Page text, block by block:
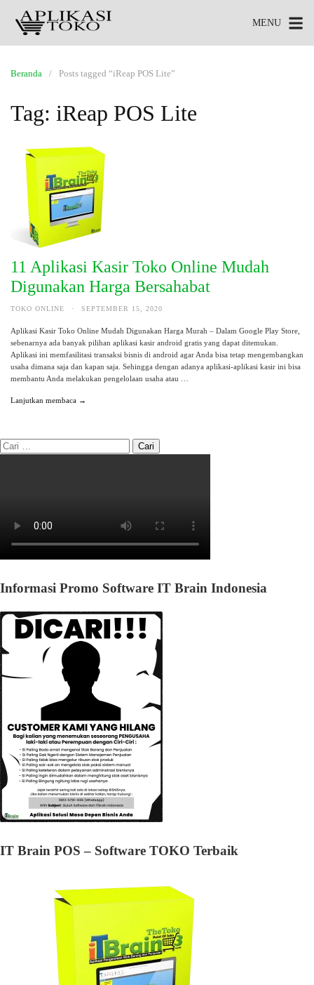
MENU
Beranda Posts tagged “iReap POS Lite”
Tag: iReap POS Lite
11 Aplikasi Kasir Toko Online Mudah
Digunakan Harga Bersahabat
TOKO ONLINE · SEPTEMBER 15, 2020
Aplikasi Kasir Toko Online Mudah Digunakan Harga Murah – Dalam Google Play Store,
sebenarnya ada banyak pilihan aplikasi kasir android gratis yang dapat ditemukan.
Aplikasi ini memfasilitasi transaksi bisnis di android agar Anda bisa tetap mengembangkan
usaha dimana saja dan kapan saja. Sehingga dengan adanya aplikasi-aplikasi kasir ini bisa
membantu Anda melakukan pengelolaan usaha atau …
Lanjutkan membaca →
Informasi Promo Software IT Brain Indonesia
IT Brain POS – Software TOKO Terbaik